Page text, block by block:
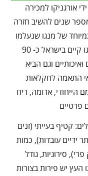
אורגניקו למכירה
מספר שנים להשיב חזרה
של מנגו שנעלמו
מן הגינות ומן החקלאות המתועשת. המנגו קיים בישראל כ- 90
וגם הביא
התאמה לחקלאות
הייחודי, ארומה, ריח
פרטיים
קטיף בעייתי (זנים
ידיים עובדות), כמות
סירוגיות, גודל
העץ יש פירות בצורות